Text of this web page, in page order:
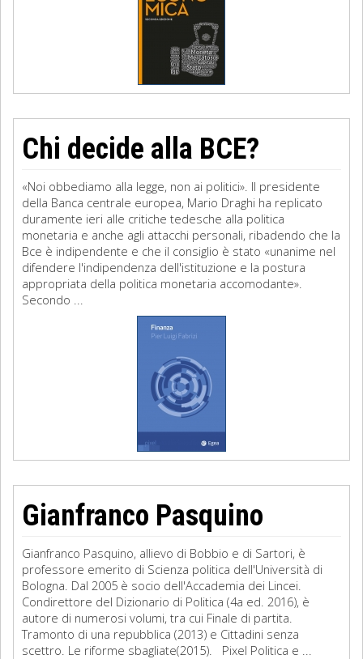
Chi decide alla BCE?
«Noi obbediamo alla legge, non ai politici». Il presidente
della Banca centrale europea, Mario Draghi ha replicato
duramente ieri alle critiche tedesche alla politica
monetaria e anche agli attacchi personali, ribadendo che la
Bce è indipendente e che il consiglio è stato «unanime nel
difendere l'indipendenza dell'istituzione e la postura
appropriata della politica monetaria accomodante».
Secondo ...
Gianfranco Pasquino
Gianfranco Pasquino, allievo di Bobbio e di Sartori, è
professore emerito di Scienza politica dell'Università di
Bologna. Dal 2005 è socio dell'Accademia dei Lincei.
Condirettore del Dizionario di Politica (4a ed. 2016), è
autore di numerosi volumi, tra cui Finale di partita.
Tramonto di una repubblica (2013) e Cittadini senza
scettro. Le riforme sbagliate(2015). Pixel Politica e ...